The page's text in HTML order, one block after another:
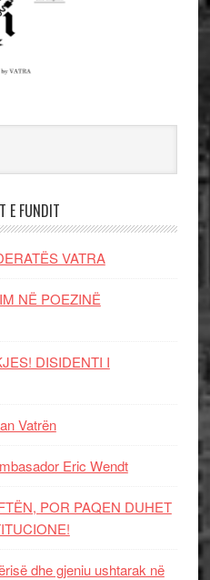
E FUNDIT
VATRA
NË POEZINË
DISIDENTI I
Vatrën
Eric Wendt
POR PAQEN DUHET
dhe gjeniu ushtarak në